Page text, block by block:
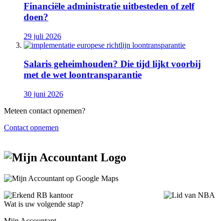
Financiële administratie uitbesteden of zelf
doen?
29 juli 2026
Salaris geheimhouden? Die tijd lijkt voorbij
met de wet loontransparantie
30 juni 2026
Meteen contact opnemen?
Contact opnemen
Wat is uw volgende stap?